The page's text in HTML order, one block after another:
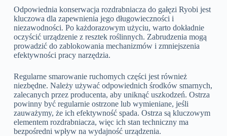
Odpowiednia konserwacja rozdrabniacza do gałęzi Ryobi jest
kluczowa dla zapewnienia jego długowieczności i
niezawodności. Po każdorazowym użyciu, warto dokładnie
oczyścić urządzenie z resztek roślinnych. Zabrudzenia mogą
prowadzić do zablokowania mechanizmów i zmniejszenia
efektywności pracy narzędzia.
Regularne smarowanie ruchomych części jest również
niezbędne. Należy używać odpowiednich środków smarnych,
zalecanych przez producenta, aby uniknąć uszkodzeń. Ostrza
powinny być regularnie ostrzone lub wymieniane, jeśli
zauważymy, że ich efektywność spada. Ostrza są kluczowym
elementem rozdrabniacza, więc ich stan techniczny ma
bezpośredni wpływ na wydajność urządzenia.